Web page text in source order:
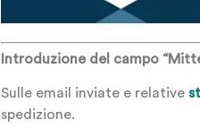
Introduzione del campo
Sulle email inviate e relative
spedizione.